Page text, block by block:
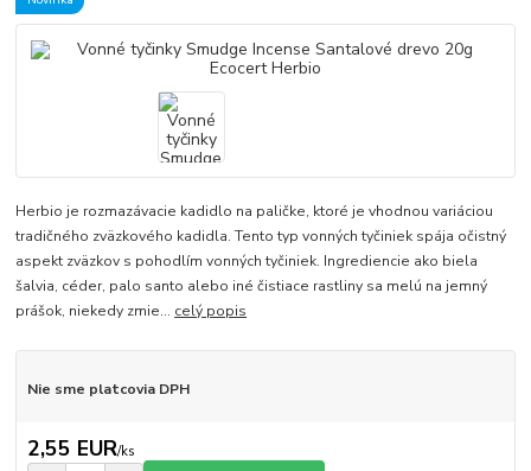
Herbio je rozmazávacie kadidlo na paličke, ktoré je vhodnou variáciou
tradičného zväzkového kadidla. Tento typ vonných tyčiniek spája očistný
aspekt zväzkov s pohodlím vonných tyčiniek. Ingrediencie ako biela
šalvia, céder, palo santo alebo iné čistiace rastliny sa melú na jemný
prášok, niekedy zmie... celý popis
Nie sme platcovia DPH
2,55 EUR/ks